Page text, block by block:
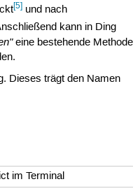
[5]und nach
kann in Ding
eine bestehende Methode
Dieses trägt den Namen
im Terminal